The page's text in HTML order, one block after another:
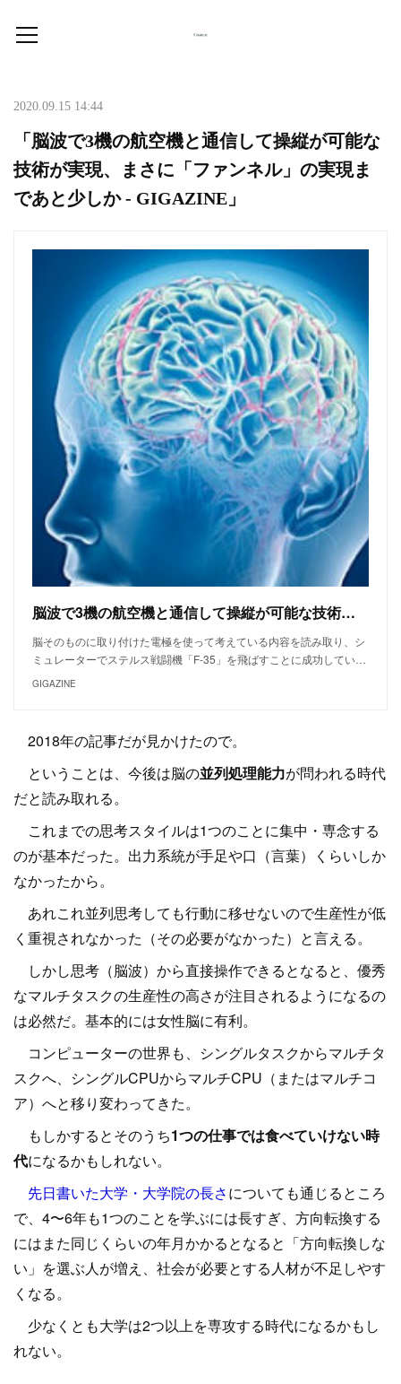
2020.09.15 14:44
「脳波で3機の航空機と通信して操縦が可能な
技術が実現、まさに「ファンネル」の実現ま
であと少しか - GIGAZINE」
脳波で3機の航空機と通信して操縦が可能な技術が実現、まさに「ファンネル」の実現まであと少しか
脳そのものに取り付けた電極を使って考えている内容を読み取り、シ
ミュレーターでステルス戦闘機「F-35」を飛ばすことに成功してい…
GIGAZINE
2018年の記事だが見かけたので。
ということは、今後は脳の並列処理能力が問われる時代
だと読み取れる。
これまでの思考スタイルは1つのことに集中・専念する
のが基本だった。出力系統が手足や口（言葉）くらいしか
なかったから。
あれこれ並列思考しても行動に移せないので生産性が低
く重視されなかった（その必要がなかった）と言える。
しかし思考（脳波）から直接操作できるとなると、優秀
なマルチタスクの生産性の高さが注目されるようになるの
は必然だ。基本的には女性脳に有利。
コンピューターの世界も、シングルタスクからマルチタ
スクへ、シングルCPUからマルチCPU（またはマルチコ
ア）へと移り変わってきた。
もしかするとそのうち1つの仕事では食べていけない時
代になるかもしれない。
先日書いた大学・大学院の長さについても通じるところ
で、4〜6年も1つのことを学ぶには長すぎ、方向転換する
にはまた同じくらいの年月かかるとなると「方向転換しな
い」を選ぶ人が増え、社会が必要とする人材が不足しやす
くなる。
少なくとも大学は2つ以上を専攻する時代になるかもし
れない。